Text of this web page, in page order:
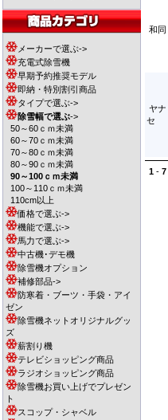
メーカーで選ぶ->
充電式除雪機
早期予約推奨モデル
即納・特別割引商品
タイプで選ぶ->
除雪幅で選ぶ->
50～60ｃｍ未満
60～70ｃｍ未満
70～80ｃｍ未満
80～90ｃｍ未満
90～100ｃｍ未満
100～110ｃｍ未満
110cm以上
価格で選ぶ->
機能で選ぶ->
馬力で選ぶ->
中古機･デモ機
除雪機オプション
補修部品->
防寒着・ブーツ・手袋・アイ
ゼン
除雪機ネットオリジナルグッ
ズ
薪割り機
テレビショッピング商品
ラジオショッピング商品
除雪機お買い上げでプレゼン
ト
スコップ・シャベル
和同
ヤナ
セ
1 - 7